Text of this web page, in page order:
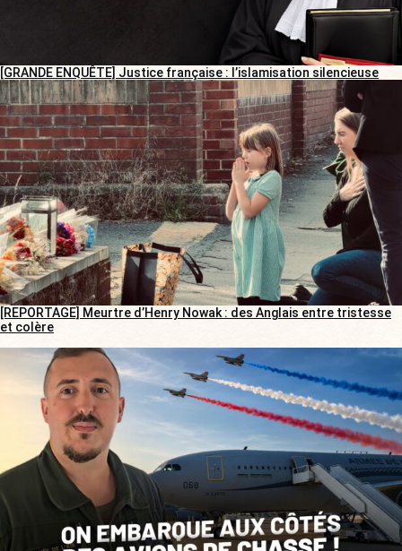
[GRANDE ENQUÊTE] Justice française : l’islamisation silencieuse
[REPORTAGE] Meurtre d’Henry Nowak : des Anglais entre tristesse
et colère